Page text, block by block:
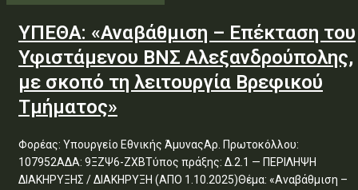
ΥΠΕΘΑ: «Αναβάθμιση – Επέκταση του
Υφιστάμενου ΒΝΣ Αλεξανδρούπολης,
με σκοπό τη λειτουργία Βρεφικού
Τμήματος»
Φορέας: Υπουργείο Εθνικής ΆμυναςΑρ. Πρωτοκόλλου:
107952ΑΔΑ: 9ΞΖΨ6-ΖΧΒΤύπος πράξης: Δ.2.1 — ΠΕΡΙΛΗΨΗ
ΔΙΑΚΗΡΥΞΗΣ / ΔΙΑΚΗΡΥΞΗ (ΑΠΟ 1.10.2025)Θέμα: «Αναβάθμιση –